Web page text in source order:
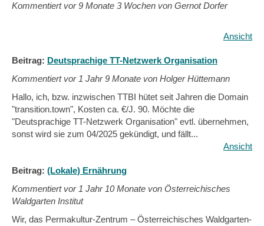
Kommentiert vor9 Monate 3 Wochen von Gernot Dorfer
Ansicht
Beitrag: Deutsprachige TT-Netzwerk Organisation
Kommentiert vor 1 Jahr 9 Monate von Holger Hüttemann
Hallo, ich, bzw. inzwischen TTBI hütet seit Jahren die Domain
"transition.town", Kosten ca. €/J. 90. Möchte die
"Deutsprachige TT-Netzwerk Organisation" evtl. übernehmen,
sonst wird sie zum 04/2025 gekündigt, und fällt...
Ansicht
Beitrag: (Lokale) Ernährung
Kommentiert vor 1 Jahr 10 Monate von Österreichisches
Waldgarten Institut
Wir, das Permakultur-Zentrum – Österreichisches Waldgarten-